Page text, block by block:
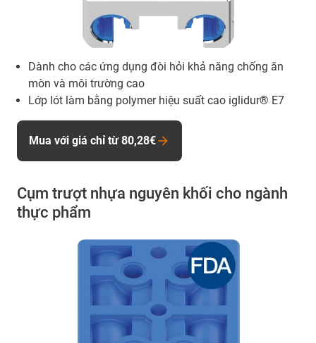
Dành cho các ứng dụng đòi hỏi khả năng chống ăn
mòn và môi trường cao
Lớp lót làm bằng polymer hiệu suất cao iglidur® E7
Mua với giá chỉ từ 80,28€
Cụm trượt nhựa nguyên khối cho ngành
thực phẩm